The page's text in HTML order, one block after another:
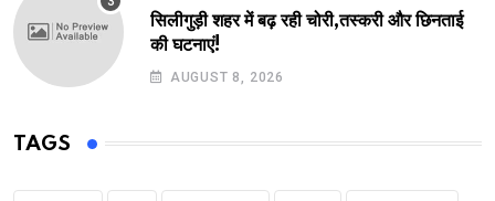
सिलीगुड़ी शहर में बढ़ रही चोरी,तस्करी और छिनताई
की घटनाएं!
AUGUST 8, 2026
TAGS